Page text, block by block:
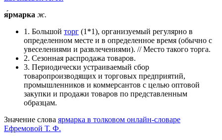
я́рмарка ж.
1. Большой торг (1*1), организуемый регулярно в
определенном месте и в определенное время (обычно с
увеселениями и развлечениями). // Место такого торга.
2. Сезонная распродажа товаров.
3. Периодически устраиваемый сбор
товаропроизводящих и торговых предприятий,
промышленников и коммерсантов с целью оптовой
закупки и продажи товаров по представленным
образцам.
Значение слова ярмарка в толковом онлайн-словаре
Ефремовой Т. Ф.